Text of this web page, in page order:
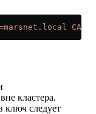
CA"
кластера.
ключ следует